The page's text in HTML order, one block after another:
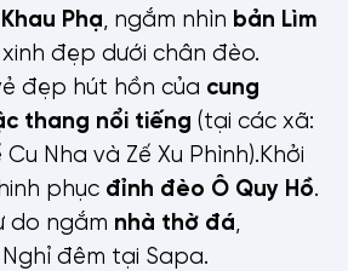
Phạ , ngắm nhìn bản Lìm
xinh đẹp dưới chân đèo.
đẹp hút hồn của cung
thang nổi tiếng (tại các xã:
Nha và Zế Xu Phình).Khởi
phục đỉnh đèo Ô Quy Hồ.
do ngắm nhà thờ đá
đêm tại Sapa.